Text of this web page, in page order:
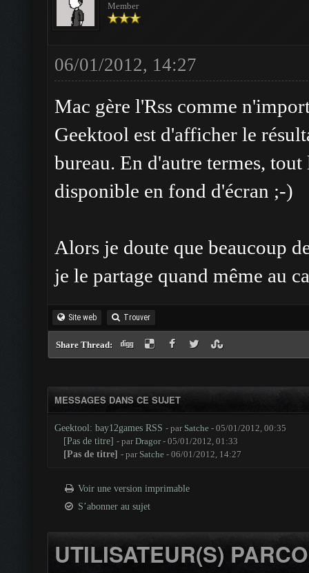
Member
06/01/2012, 14:27
Mac gère l'Rss comme
Geektool est d'afficher le
bureau. En d'autre termes, tout
disponible en fond d'écran ;-)
Alors je doute que beaucoup
je le partage quand même au
Site web Trouver
Share Thread:
MESSAGES DANS CE SUJET
Geektool: bay12games RSS - par Satche - 05/01/2012, 00:35
[Pas de titre] - parDragor- 05/01/2012, 01:33
[Pas de titre] - par Satche - 06/01/2012, 14:27
Voir une version imprimable
S’abonner au sujet
UTILISATEUR(S)